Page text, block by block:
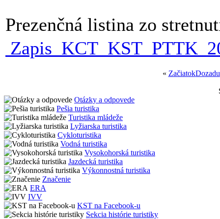
Prezenčná listina zo
« ZačiatokDozadu
Otázky a odpovede
Pešia turistika
Turistika mládeže
Lyžiarska turistika
Cykloturistika
Vodná turistika
Vysokohorská turistika
Jazdecká turistika
Výkonnostná turistika
Značenie
ERA
IVV
KST na Facebook-u
Sekcia histórie turistiky